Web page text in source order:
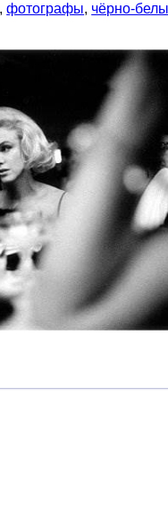
,фотографы, чёрно-